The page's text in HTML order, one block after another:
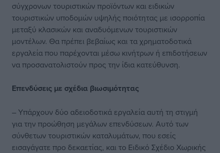
σύγχρονων τουριστικών προϊόντων και ειδικών
τουριστικών υποδομών υψηλής ποιότητας με ισορροπία
μεταξύ κλασικών και αναδυόμενων τουριστικών
μοντέλων. Θα πρέπει βεβαίως και τα χρηματοδοτικά
εργαλεία που παρέχονται μέσω κινήτρων ή επιδοτήσεων
να προσανατολιστούν προς την ίδια κατεύθυνση.
Επενδύσεις με σχέδια βιωσιμότητας
– Υπάρχουν δύο αδειοδοτικά εργαλεία αυτή τη στιγμή
για την προώθηση μεγάλων επενδύσεων. Αυτό των
σύνθετων τουριστικών καταλυμάτων, που εσείς
εισαγάγατε προ δεκαετίας, και το Ειδικό Σχέδιο Χωρικής